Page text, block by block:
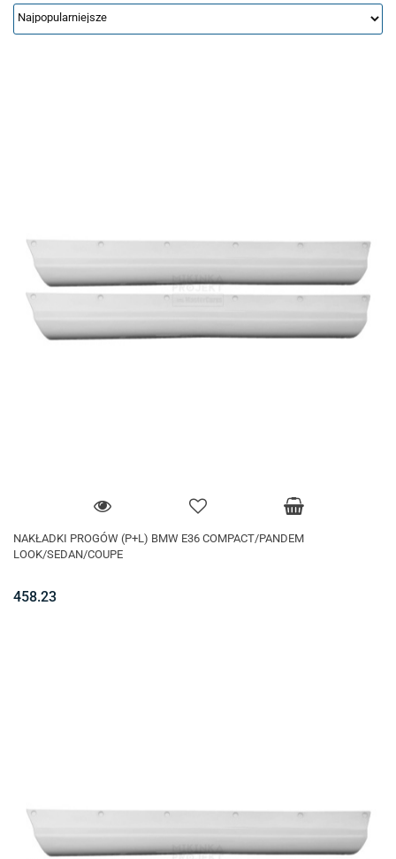
NAKŁADKI PROGÓW (P+L) BMW E36 COMPACT/PANDEM
LOOK/SEDAN/COUPE
458.23